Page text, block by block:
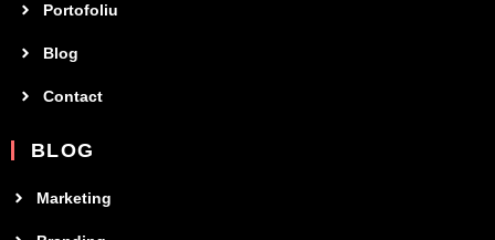
Portofoliu
Blog
Contact
BLOG
Marketing